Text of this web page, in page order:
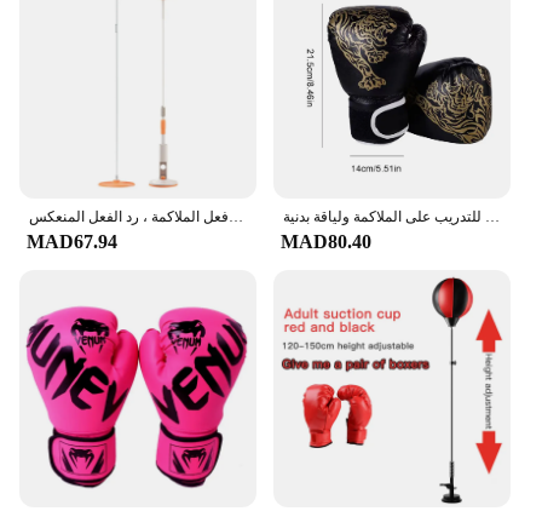
كرة تدريب تنسيق العين باليد ، رد فعل الملاكمة ، رد الفعل المنعكس
MAD67.94
حقيبة ملاكمة قابلة للنفخ ، حقيبة ملاكمة قابلة للنفخ للأطفال البالغين ، حقيبة رمل للتدريب على الملاكمة ولياقة بدنية
MAD80.40